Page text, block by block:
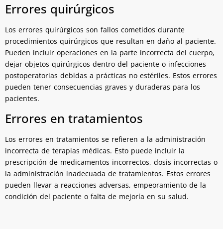
Errores quirúrgicos
Los errores quirúrgicos son fallos cometidos durante
procedimientos quirúrgicos que resultan en daño al paciente.
Pueden incluir operaciones en la parte incorrecta del cuerpo,
dejar objetos quirúrgicos dentro del paciente o infecciones
postoperatorias debidas a prácticas no estériles. Estos errores
pueden tener consecuencias graves y duraderas para los
pacientes.
Errores en tratamientos
Los errores en tratamientos se refieren a la administración
incorrecta de terapias médicas. Esto puede incluir la
prescripción de medicamentos incorrectos, dosis incorrectas o
la administración inadecuada de tratamientos. Estos errores
pueden llevar a reacciones adversas, empeoramiento de la
condición del paciente o falta de mejoría en su salud.